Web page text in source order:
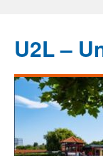
U2L –